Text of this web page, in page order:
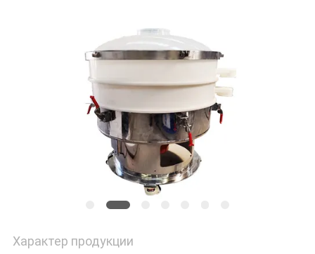
ПОЛИТИКА
УЕДИНЕНИЯ
Характер продукции